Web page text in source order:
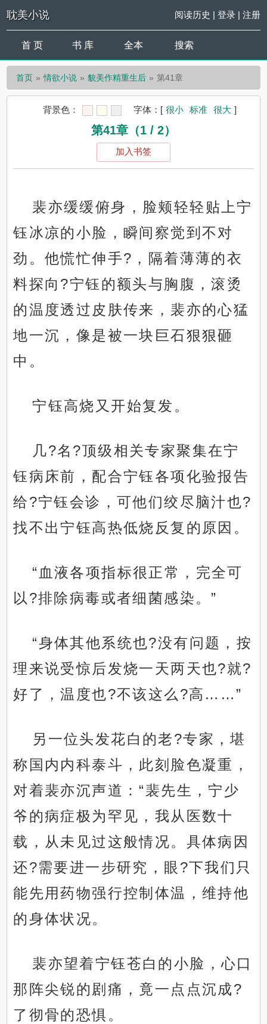
耽美小说 阅读历史 | 登录| 注册
首 页 书 库 全本 搜索
首页 情欲小说 貌美作精重生后 第41章
背景色： 字体： [ 很小 标准 很大 ]
第41章（1 / 2）
加入书签
裴亦缓缓俯身，脸颊轻轻贴上宁
钰冰凉的小脸，瞬间察觉到不对
劲。他慌忙伸手?，隔着薄薄的衣
料探向?宁钰的额头与胸腹，滚烫
的温度透过皮肤传来，裴亦的心猛
地一沉，像是被一块巨石狠狠砸
中。
宁钰高烧又开始复发。
几?名?顶级相关专家聚集在宁
钰病床前，配合宁钰各项化验报告
给?宁钰会诊，可他们绞尽脑汁也?
找不出宁钰高热低烧反复的原因。
“血液各项指标很正常，完全可
以?排除病毒或者细菌感染。”
“身体其他系统也?没有问题，按
理来说受惊后发烧一天两天也?就?
好了，温度也?不该这么?高……”
另一位头发花白的老?专家，堪
称国内内科泰斗，此刻脸色凝重，
对着裴亦沉声道：“裴先生，宁少
爷的病症极为罕见，我从医数十
载，从未见过这般情况。具体病因
还?需要进一步研究，眼?下我们只
能先用药物强行控制体温，维持他
的身体状况。
裴亦望着宁钰苍白的小脸，心口
那阵尖锐的剧痛，竟一点点沉成?
了彻骨的恐惧。